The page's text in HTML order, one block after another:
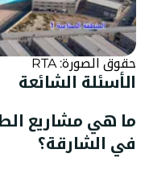
حقوق الصورة: RTA
الأسئلة الشائعة
ما هي مشاريع
في الشارقة؟